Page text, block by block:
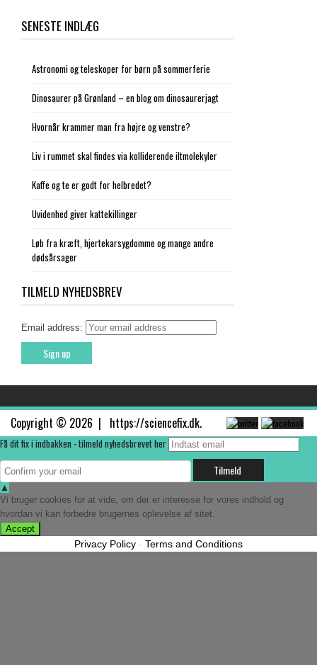
SENESTE INDLÆG
Astronomi og teleskoper for børn på sommerferie
Dinosaurer på Grønland – en blog om dinosaurerjagt
Hvornår krammer man fra højre og venstre?
Liv i rummet skal findes via kolliderende iltmolekyler
Kaffe og te er godt for helbredet?
Uvidenhed giver kattekillinger
Løb fra kræft, hjertekarsygdomme og mange andre
dødsårsager
TILMELD NYHEDSBREV
Email address:
Copyright © 2026 | https://sciencefix.dk.
Få dit fix i indbakken - tilmeld nyhedsbrevet her
▲
Vi bruger cookies for at vide, om der er interesse for vores indhold og
hvordan vi kan forbedre brugernes oplevelse af sitet.
Accept
Privacy Policy - Terms and Conditions